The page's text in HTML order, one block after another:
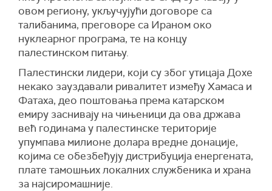
овом региону, укључујући договоре са
талибанима, преговоре са Ираном око
нуклеарног програма, те на концу
палестинском питању.
Палестински лидери, који су због утицаја Дохе
некако зауздавали ривалитет између Хамаса и
Фатаха, део поштовања према катарском
емиру заснивају на чињеници да ова држава
већ годинама у палестинске територије
упумпава милионе долара вредне донације,
којима се обезбеђују дистрибуција енергената,
плате тамошњих локалних службеника и храна
за најсиромашније.